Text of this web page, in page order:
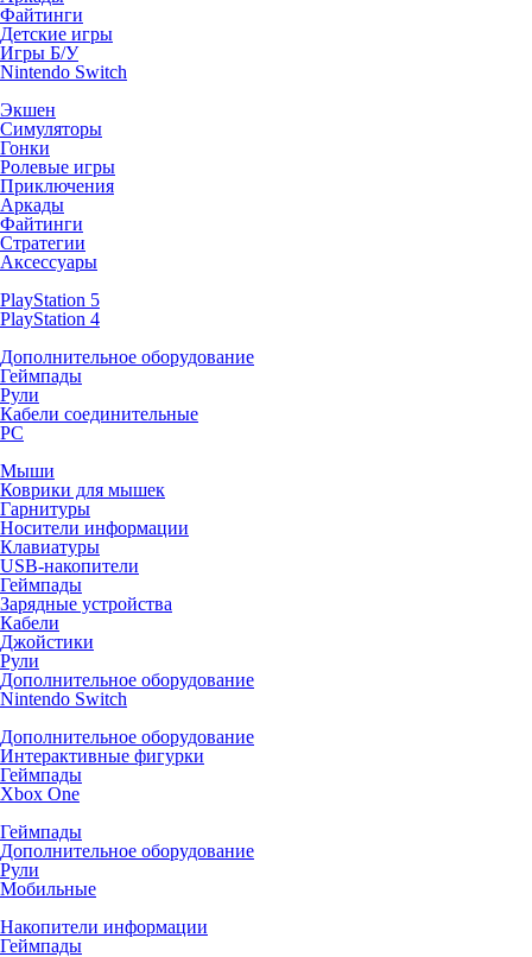
Файтинги
Детские игры
Игры Б/У
Nintendo Switch
Экшен
Симуляторы
Гонки
Ролевые игры
Приключения
Аркады
Файтинги
Стратегии
Аксессуары
PlayStation 5
PlayStation 4
Дополнительное оборудование
Геймпады
Рули
Кабели соединительные
PC
Мыши
Коврики для мышек
Гарнитуры
Носители информации
Клавиатуры
USB-накопители
Геймпады
Зарядные устройства
Кабели
Джойстики
Рули
Дополнительное оборудование
Nintendo Switch
Дополнительное оборудование
Интерактивные фигурки
Геймпады
Xbox One
Геймпады
Дополнительное оборудование
Рули
Мобильные
Накопители информации
Геймпады